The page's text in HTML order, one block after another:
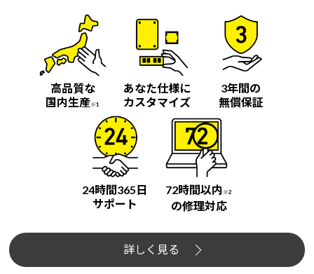
高品質な
国内生産※1
あなた仕様に
カスタマイズ
3年間の
無償保証
24時間365日
サポート
72時間以内 ※2
の修理対応
詳しく見る